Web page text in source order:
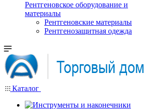
Рентгеновское оборудование и
материалы
Рентгеновские материалы
Рентгенозащитная одежда
Каталог